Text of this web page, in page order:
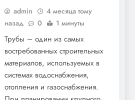
admin
4 месяца тому
назад
0 1 минуты
Трубы – один из самых
востребованных строительных
материалов, используемых в
системах водоснабжения,
отопления и газоснабжения.